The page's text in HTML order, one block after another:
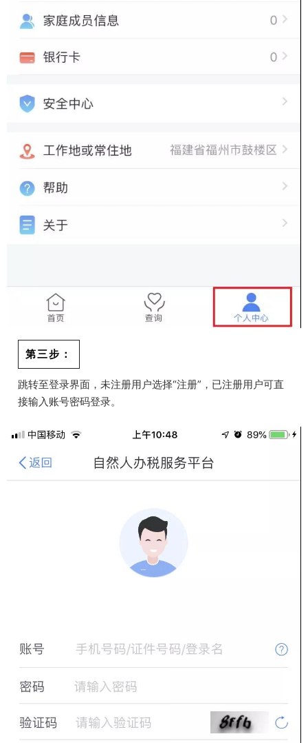
第三步：
跳转至登录界面，未注册用户选择“注册”，已注册用户可直
接输入账号密码登录。